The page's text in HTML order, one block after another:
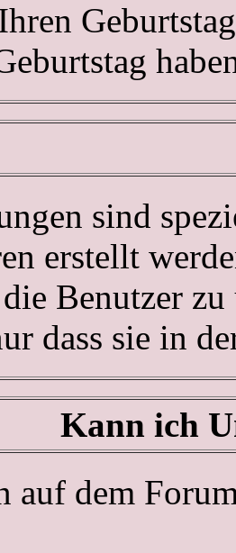
sind
erstellt
Benutzer
dass sie in
Kann ich
auf dem